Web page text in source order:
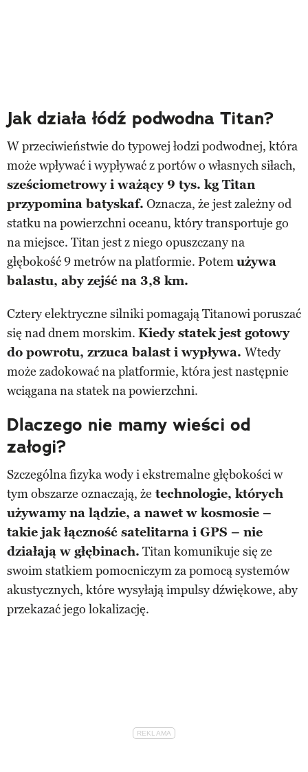
Jak działa łódź podwodna Titan?
W przeciwieństwie do typowej łodzi podwodnej, która
może wpływać i wypływać z portów o własnych siłach,
sześciometrowy i ważący 9 tys. kg Titan
przypomina batyskaf. Oznacza, że jest zależny od
statku na powierzchni oceanu, który transportuje go
na miejsce. Titan jest z niego opuszczany na
głębokość 9 metrów na platformie. Potemużywa
balastu, aby zejść na 3,8 km.
Cztery elektryczne silniki pomagają Titanowi poruszać
się nad dnem morskim. Kiedy statek jest gotowy
do powrotu, zrzuca balast i wypływa. Wtedy
może zadokować na platformie, która jest następnie
wciągana na statek na powierzchni.
Dlaczego nie mamy wieści od
załogi?
Szczególna fizyka wody i ekstremalne głębokości w
tym obszarze oznaczają, że technologie, których
używamy na lądzie, a nawet w kosmosie –
takie jak łączność satelitarna i GPS – nie
działają w głębinach. Titan komunikuje się ze
swoim statkiem pomocniczym za pomocą systemów
akustycznych, które wysyłają impulsy dźwiękowe, aby
przekazać jego lokalizację.